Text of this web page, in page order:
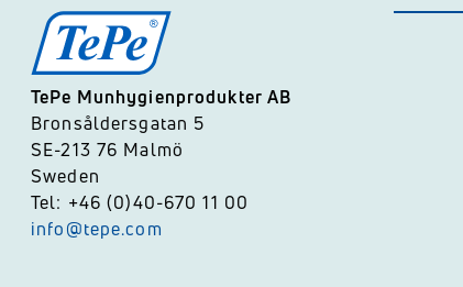
TePe Munhygienprodukter AB
Bronsåldersgatan 5
SE-213 76 Malmö
Sweden
Tel: +46 (0)40-670 11 00
info@tepe.com